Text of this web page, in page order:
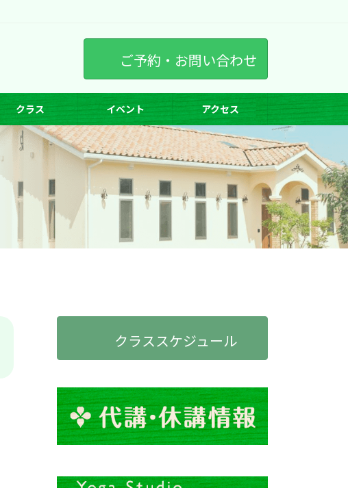
ご予約・お問い合わせ
クラス イベント アクセス
クラススケジュール